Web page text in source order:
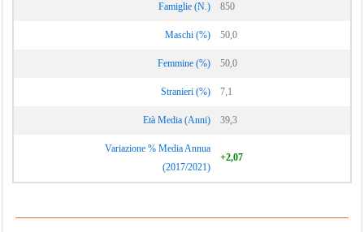
Famiglie (N.) 850
Maschi (%) 50,0
Femmine (%) 50,0
Stranieri (%) 7,1
Età Media (Anni) 39,3
Variazione % Media Annua
(2017/2021)
+2,07